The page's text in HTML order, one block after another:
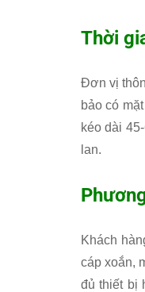
Thời
Đơn vị
bảo có
kéo dài
lan.
Khách
cáp xoắn,
đủ thiết bị